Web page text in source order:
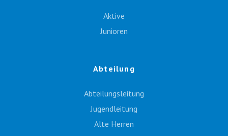
Aktive
Junioren
Abteilung
Abteilungsleitung
Jugendleitung
Alte Herren